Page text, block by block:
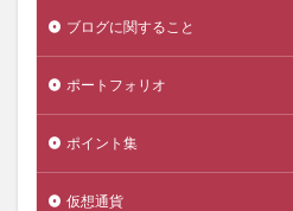
ブログに関すること
ポートフォリオ
ポイント集
仮想通貨